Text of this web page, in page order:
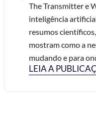
The Transmitter e
inteligência
resumos
mostram como a
mudando e para
LEIA A